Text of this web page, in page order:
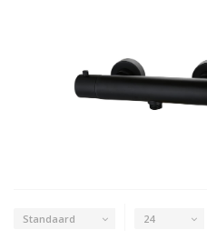
Standaard 24